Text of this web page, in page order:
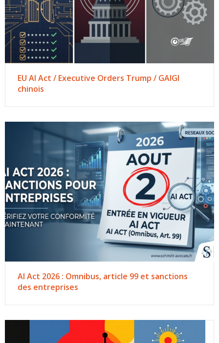
EU AI Act / Executive Orders Trump / GAIGI
chinois
AI Act 2026 : Omnibus, article 99 et sanctions
des entreprises